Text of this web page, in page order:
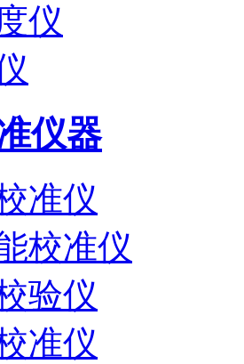
仪
仪器
准仪
校准仪
验仪
准仪